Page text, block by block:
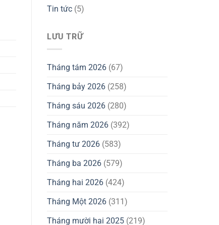
Tin tức (5)
LƯU TRỮ
Tháng tám 2026 (67)
Tháng bảy 2026 (258)
Tháng sáu 2026 (280)
Tháng năm 2026 (392)
Tháng tư 2026 (583)
Tháng ba 2026 (579)
Tháng hai 2026 (424)
Tháng Một 2026 (311)
Tháng mười hai 2025 (219)